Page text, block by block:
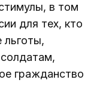
в том
для тех, кто
льготы,
гражданство